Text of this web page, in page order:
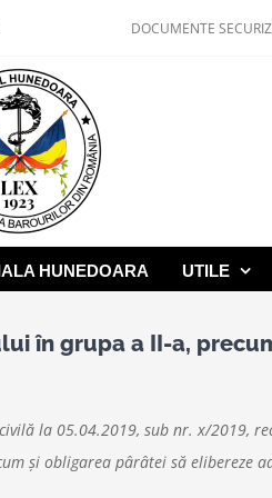
DOCUMENTE
HUNEDOARA UTILE
în grupa a II-a,
la 05.04.2019, sub nr. x/2019,
şi obligarea pârâtei să elibereze